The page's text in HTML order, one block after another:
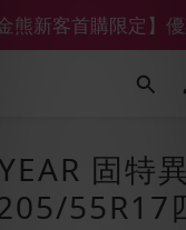
熊新客首購限定】
熊新客首購限定】
綁定LINE會員加碼折
熊新客首購限定】
固特
55R17